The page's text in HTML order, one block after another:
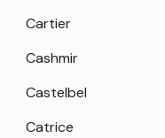
Cartier
Cashmir
Castelbel
Catrice